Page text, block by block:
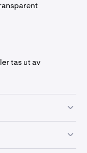
tas ut av
innebærer